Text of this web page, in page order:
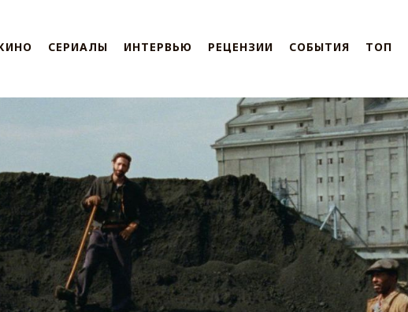
СЕРИАЛЫ ИНТЕРВЬЮ РЕЦЕНЗИИ СОБЫТИЯ ТОП